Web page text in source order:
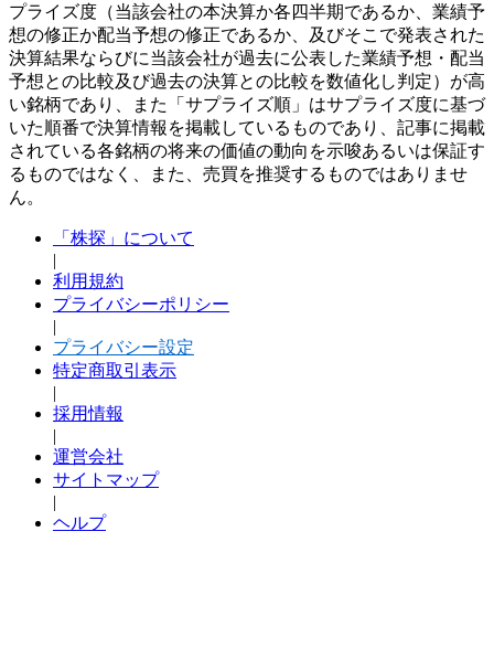
プライズ度（当該会社の本決算か各四半期であるか、業績予
想の修正か配当予想の修正であるか、及びそこで発表された
決算結果ならびに当該会社が過去に公表した業績予想・配当
予想との比較及び過去の決算との比較を数値化し判定）が高
い銘柄であり、また「サプライズ順」はサプライズ度に基づ
いた順番で決算情報を掲載しているものであり、記事に掲載
されている各銘柄の将来の価値の動向を示唆あるいは保証す
るものではなく、また、売買を推奨するものではありませ
ん。
「株探」について
|
利用規約
プライバシーポリシー
|
プライバシー設定
特定商取引表示
|
採用情報
|
運営会社
サイトマップ
|
ヘルプ